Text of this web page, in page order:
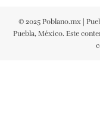
© 2025 Poblano.mx |
Puebla, México. Este